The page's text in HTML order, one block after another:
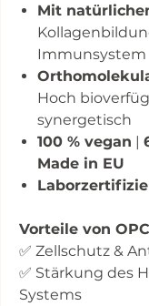
Mit
Immunsystem
Hoch
synergetisch
100 % vegan |
Made in EU
Vorteile von
✅ Zellschutz &
✅ Stärkung des
Systems